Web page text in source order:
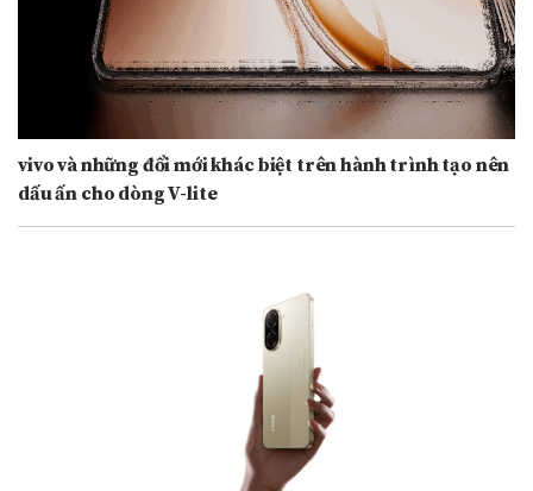
vivo và những đổi mới khác biệt trên hành trình tạo nên
dấu ấn cho dòng V-lite